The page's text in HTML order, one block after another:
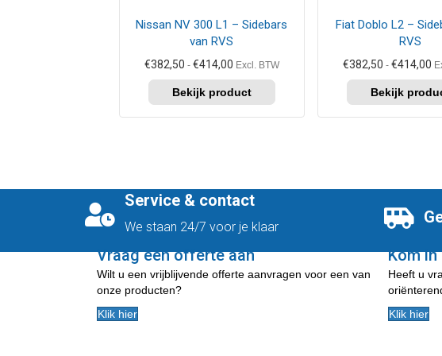
Nissan NV 300 L1 – Sidebars
van RVS
€382,50 - €414,00Prijsklasse:
tot
Excl. BTW
gekozen
productpagina
Fiat Doblo L2 –
RVS
€382,50 - €414,00
tot
gekozen
productpagina
Service & contact
We staan 24/7 voor je klaar
Vraag een offerte aan
Wilt u een vrijblijvende offerte aanvragen voor een van
onze producten?
Klik hier
Kom
Heeft u
Klik hier